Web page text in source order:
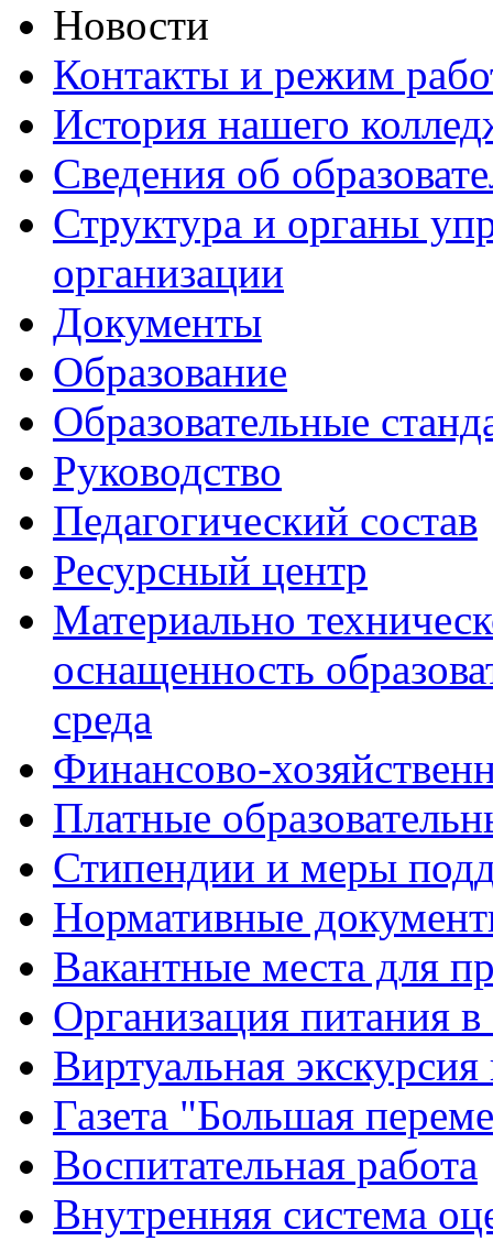
Новости
Контакты и режим
История нашего
Сведения об
Структура и органы
организации
Документы
Образование
Образовательные
Руководство
Педагогический состав
Ресурсный центр
Материально
оснащенность
среда
Финансово-
Платные
Стипендии и меры
Нормативные
Вакантные места для
Организация питания в
Виртуальная
Газета "Большая
Воспитательная работа
Внутренняя система